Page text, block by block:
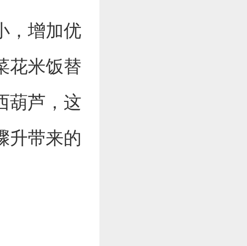
，增加优
花米饭替
葫芦，这
升带来的